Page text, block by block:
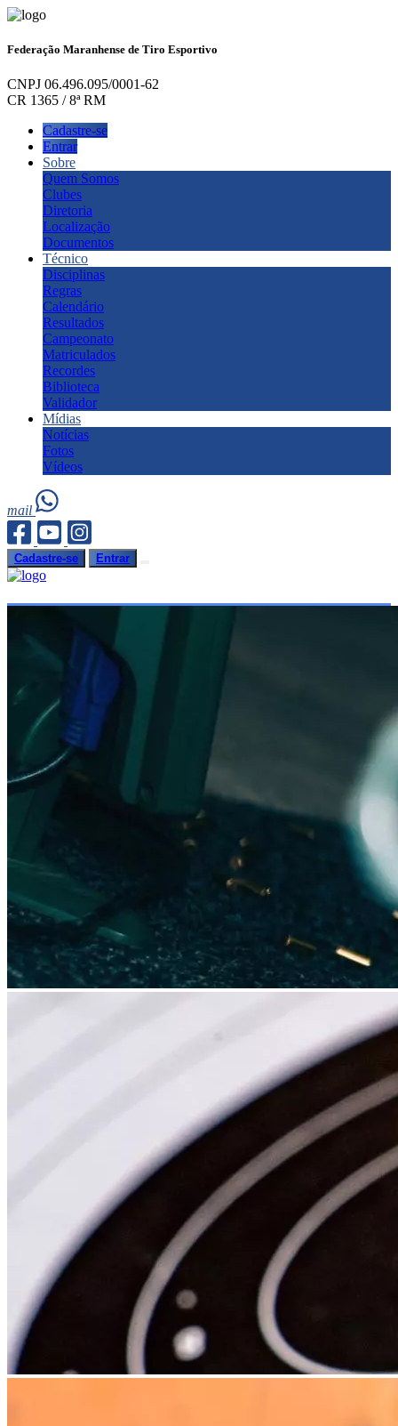
Federação Maranhense de Tiro Esportivo
CNPJ 06.496.095/0001-62
CR 1365 / 8ª RM
Cadastre-se
Entrar
Sobre
Quem Somos
Clubes
Diretoria
Localização
Documentos
Técnico
Disciplinas
Regras
Calendário
Resultados
Campeonato
Matriculados
Recordes
Biblioteca
Validador
Mídias
Notícias
Fotos
Vídeos
mail
Cadastre-se Entrar